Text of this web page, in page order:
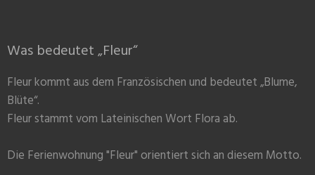
Was bedeutet „Fleur“
Fleur kommt aus dem Französischen und bedeutet „Blume,
Blüte“.
Fleur stammt vom Lateinischen Wort Flora ab.
Die Ferienwohnung "Fleur" orientiert sich an diesem Motto.